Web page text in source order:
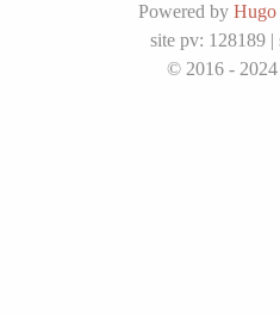
Powered by Hugo
site pv: 128189 |
© 2016 - 2024